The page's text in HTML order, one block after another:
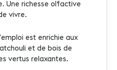
Une richesse olfactive
vivre.
est enrichie aux
et de bois de
vertus relaxantes.